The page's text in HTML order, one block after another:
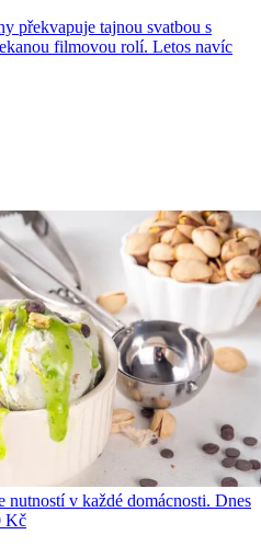
překvapuje tajnou svatbou s
filmovou rolí. Letos navíc
v každé domácnosti. Dnes
Kč